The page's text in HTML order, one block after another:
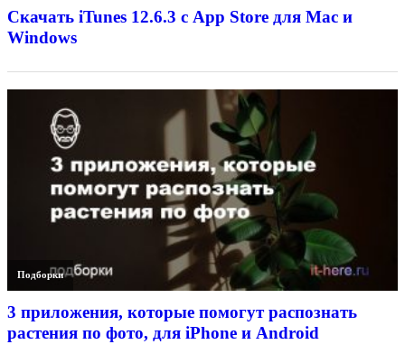
Скачать iTunes 12.6.3 с App Store для Mac и
Windows
Подборки
3 приложения, которые помогут распознать
растения по фото, для iPhone и Android